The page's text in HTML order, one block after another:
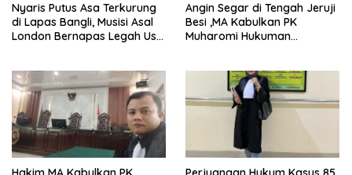
Nyaris Putus Asa Terkurung
di Lapas Bangli, Musisi Asal
London Bernapas Legah Usai
Angin Segar di Tengah Jeruji
Besi ,MA Kabulkan PK
Muharomi Hukuman